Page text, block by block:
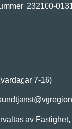
232100-
7-16)
av